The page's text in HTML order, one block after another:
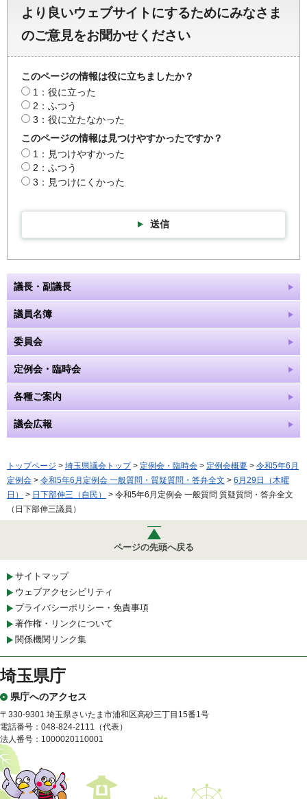
より良いウェブサイトにするためにみなさま
のご意見をお聞かせください
このページの情報は役に立ちましたか？
1：役に立った
2：ふつう
3：役に立たなかった
このページの情報は見つけやすかったですか？
1：見つけやすかった
2：ふつう
3：見つけにくかった
送信
議長・副議長
議員名簿
委員会
定例会・臨時会
各種ご案内
議会広報
トップページ > 埼玉県議会トップ> 定例会・臨時会 > 定例会概要 > 令和5年6月
定例会 > 令和5年6月定例会 一般質問・質疑質問・答弁全文 > 6月29日（木曜
日）
> 日下部伸三（自民）
> 令和5年6月定例会 一般質問 質疑質問・答弁全文
（日下部伸三議員）
ページの先頭へ戻る
サイトマップ
ウェブアクセシビリティ
プライバシーポリシー・免責事項
著作権・リンクについて
関係機関リンク集
埼玉県庁
県庁へのアクセス
〒330-9301 埼玉県さいたま市浦和区高砂三丁目15番1号
電話番号：048-824-2111（代表）
法人番号：1000020110001